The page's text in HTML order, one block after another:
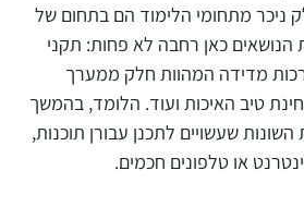
ניכר מתחומי הלימוד הם בתחום של
כאן רחבה לא פחות: תקני
מדידה המהוות חלק ממערך
טיב האיכות ועוד. הלומד, בהמשך
שעשויים לתכנן עבורן תוכנות,
או טלפונים חכמים.